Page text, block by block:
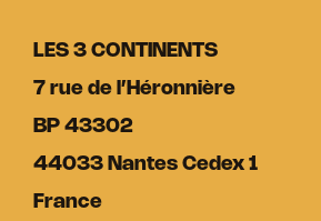
LES 3 CONTINENTS
7 rue de l’Héronnière
BP 43302
44033 Nantes Cedex 1
France